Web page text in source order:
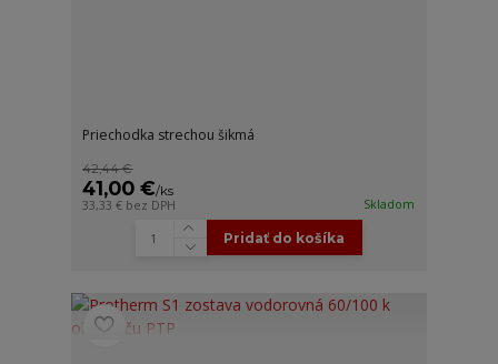
Priechodka strechou šikmá
42,44 €
41,00 €/ks
33,33 € bez DPH Skladom
Pridať do košíka